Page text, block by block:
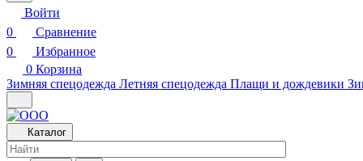
Войти
0
Сравнение
0
Избранное
0 Корзина
Зимняя спецодежда Летняя спецодежда Плащи и дождевики
Каталог